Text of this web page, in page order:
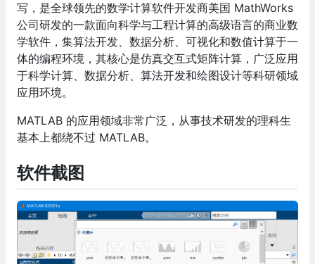
写，是全球领先的数学计算软件开发商美国 MathWorks
公司研发的一款面向科学与工程计算的高级语言的商业数
学软件，集算法开发、数据分析、可视化和数值计算于一
体的编程环境，其核心是仿真交互式矩阵计算，广泛应用
于科学计算、数据分析、算法开发和绘图设计等科研领域
应用环境。
MATLAB 的应用领域非常广泛，从事技术研发的理科生
基本上都绕不过 MATLAB。
软件截图